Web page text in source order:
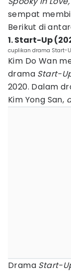
sempat
Berikut di
1. Start-Up
cuplikan drama Start-
Kim Do Wan
drama Start-
2020. Dalam
Kim Yong San,
Drama Start-